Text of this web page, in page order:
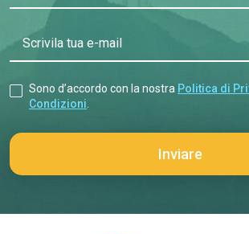
Scrivila tua e-mail
Sono d’accordo con la nostra Politica di
Condizioni